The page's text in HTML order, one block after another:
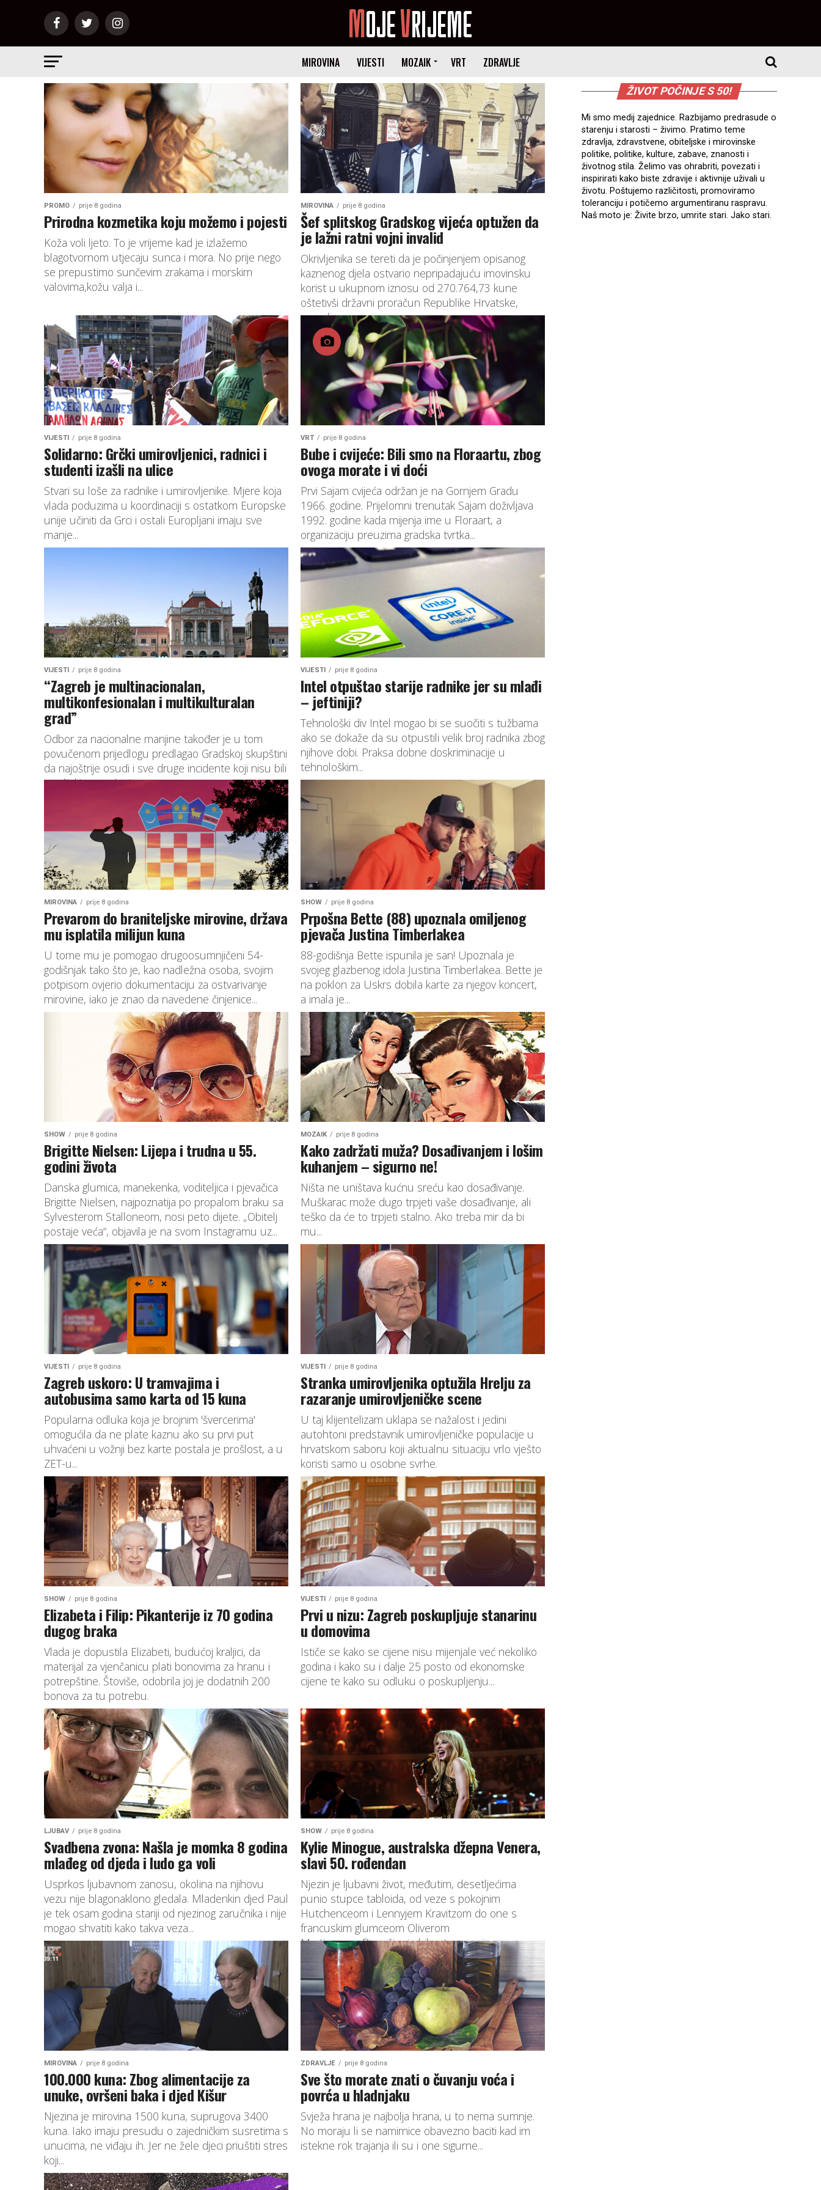
MIROVINA VIJESTI MOZAIK VRT ZDRAVLJE
PROMO prije 8 godina
Prirodna kozmetika koju možemo i pojesti
Koža voli ljeto. To je vrijeme kad je izlažemo
blagotvornom utjecaju sunca i mora. No prije nego
se prepustimo sunčevim zrakama i morskim
valovima,kožu valja i...
MIROVINA prije 8 godina
Šef splitskog Gradskog vijeća optužen da
je lažni ratni vojni invalid
Okrivljenika se tereti da je počinjenjem opisanog
kaznenog djela ostvario nepripadajuću imovinsku
korist u ukupnom iznosu od 270.764,73 kune
oštetivši državni proračun Republike Hrvatske,
navodi se...
VIJESTI prije 8 godina
Solidarno: Grčki umirovljenici, radnici i
studenti izašli na ulice
Stvari su loše za radnike i umirovljenike. Mjere koja
vlada poduzima u koordinaciji s ostatkom Europske
unije učiniti da Grci i ostali Europljani imaju sve
manje...
VRT prije 8 godina
Bube i cvijeće: Bili smo na Floraartu, zbog
ovoga morate i vi doći
Prvi Sajam cvijeća održan je na Gornjem Gradu
1966. godine. Prijelomni trenutak Sajam doživljava
1992. godine kada mijenja ime u Floraart, a
organizaciju preuzima gradska tvrtka...
VIJESTI prije 8 godina
“Zagreb je multinacionalan,
multikonfesionalan i multikulturalan
grad”
Odbor za nacionalne manjine također je u tom
povučenom prijedlogu predlagao Gradskoj skupštini
da najoštrije osudi i sve druge incidente koji nisu bili
medijski popraćeni a...
VIJESTI prije 8 godina
Intel otpuštao starije radnike jer su mlađi
– jeftiniji?
Tehnološki div Intel mogao bi se suočiti s tužbama
ako se dokaže da su otpustili velik broj radnika zbog
njihove dobi. Praksa dobne doskriminacije u
tehnološkim...
MIROVINA prije 8 godina
Prevarom do braniteljske mirovine, država
mu isplatila milijun kuna
U tome mu je pomogao drugoosumnjičeni 54-
godišnjak tako što je, kao nadležna osoba, svojim
potpisom ovjerio dokumentaciju za ostvarivanje
mirovine, iako je znao da navedene činjenice...
SHOW prije 8 godina
Prpošna Bette (88) upoznala omiljenog
pjevača Justina Timberlakea
88-godišnja Bette ispunila je san! Upoznala je
svojeg glazbenog idola Justina Timberlakea. Bette je
na poklon za Uskrs dobila karte za njegov koncert,
a imala je...
SHOW prije 8 godina
Brigitte Nielsen: Lijepa i trudna u 55.
godini života
Danska glumica, manekenka, voditeljica i pjevačica
Brigitte Nielsen, najpoznatija po propalom braku sa
Sylvesterom Stalloneom, nosi peto dijete. „Obitelj
postaje veća“, objavila je na svom Instagramu uz...
MOZAIK prije 8 godina
Kako zadržati muža? Dosađivanjem i lošim
kuhanjem – sigurno ne!
Ništa ne uništava kućnu sreću kao dosađivanje.
Muškarac može dugo trpjeti vaše dosađivanje, ali
teško da će to trpjeti stalno. Ako treba mir da bi
mu...
VIJESTI prije 8 godina
Zagreb uskoro: U tramvajima i
autobusima samo karta od 15 kuna
Popularna odluka koja je brojnim 'švercerima'
omogućila da ne plate kaznu ako su prvi put
uhvaćeni u vožnji bez karte postala je prošlost, a u
ZET-u...
VIJESTI prije 8 godina
Stranka umirovljenika optužila Hrelju za
razaranje umirovljeničke scene
U taj klijentelizam uklapa se nažalost i jedini
autohtoni predstavnik umirovljeničke populacije u
hrvatskom saboru koji aktualnu situaciju vrlo vješto
koristi samo u osobne svrhe.
SHOW prije 8 godina
Elizabeta i Filip: Pikanterije iz 70 godina
dugog braka
Vlada je dopustila Elizabeti, budućoj kraljici, da
materijal za vjenčanicu plati bonovima za hranu i
potrepštine. Štoviše, odobrila joj je dodatnih 200
bonova za tu potrebu.
VIJESTI prije 8 godina
Prvi u nizu: Zagreb poskupljuje stanarinu
u domovima
Ističe se kako se cijene nisu mijenjale već nekoliko
godina i kako su i dalje 25 posto od ekonomske
cijene te kako su odluku o poskupljenju...
LJUBAV prije 8 godina
Svadbena zvona: Našla je momka 8 godina
mlađeg od djeda i ludo ga voli
Usprkos ljubavnom zanosu, okolina na njihovu
vezu nije blagonaklono gledala. Mladenkin djed Paul
je tek osam godina stariji od njezinog zaručnika i nije
mogao shvatiti kako takva veza...
SHOW prije 8 godina
Kylie Minogue, australska džepna Venera,
slavi 50. rođendan
Njezin je ljubavni život, međutim, desetljećima
punio stupce tabloida, od veze s pokojnim
Hutchenceom i Lennyjem Kravitzom do one s
francuskim glumceom Oliverom
Martinezom. Pjevačica je bila otvorena i o...
MIROVINA prije 8 godina
100.000 kuna: Zbog alimentacije za
unuke, ovršeni baka i djed Kišur
Njezina je mirovina 1500 kuna, suprugova 3400
kuna. Iako imaju presudu o zajedničkim susretima s
unucima, ne viđaju ih. Jer ne žele djeci priuštiti stres
koji...
ZDRAVLJE prije 8 godina
Sve što morate znati o čuvanju voća i
povrća u hladnjaku
Svježa hrana je najbolja hrana, u to nema sumnje.
No moraju li se namirnice obavezno baciti kad im
istekne rok trajanja ili su i one sigurne...
ŽIVOT POČINJE S 50!
Mi smo medij zajednice. Razbijamo predrasude o
starenju i starosti – živimo. Pratimo teme
zdravlja, zdravstvene, obiteljske i mirovinske
politike, politike, kulture, zabave, znanosti i
životnog stila. Želimo vas ohrabriti, povezati i
inspirirati kako biste zdravije i aktivnije uživali u
životu. Poštujemo različitosti, promoviramo
toleranciju i potičemo argumentiranu raspravu.
Naš moto je: Živite brzo, umrite stari. Jako stari.